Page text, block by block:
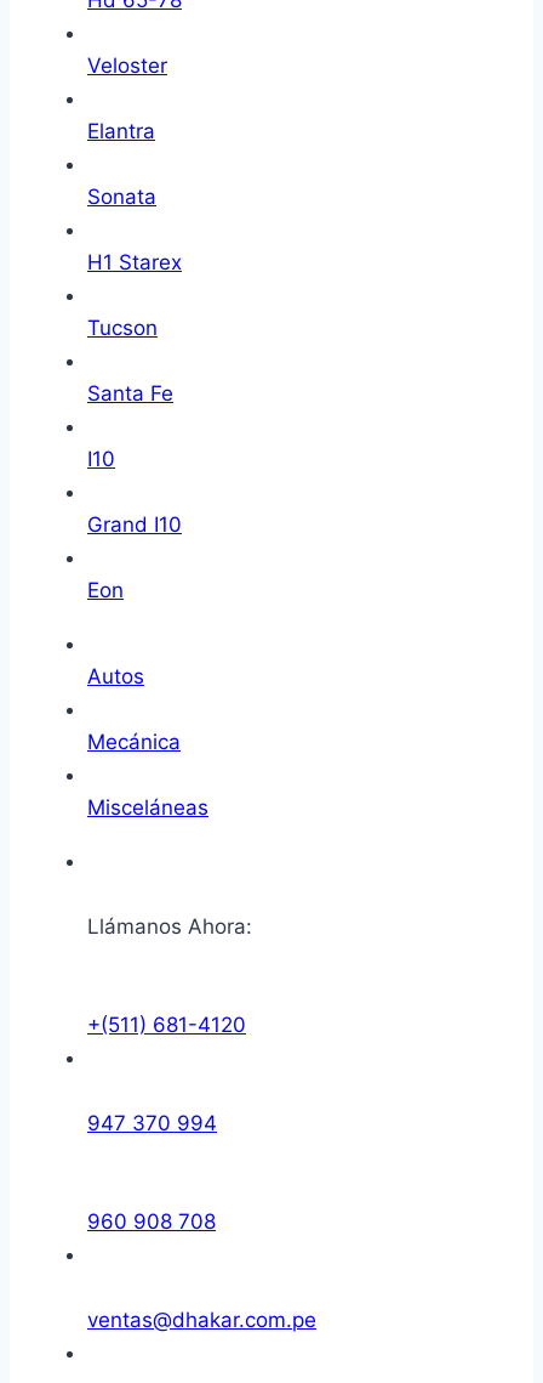
Veloster
Elantra
Sonata
H1 Starex
Tucson
Santa Fe
I10
Grand I10
Eon
Autos
Mecánica
Misceláneas
Llámanos Ahora:
+(511) 681-4120
947 370 994
960 908 708
ventas@dhakar.com.pe